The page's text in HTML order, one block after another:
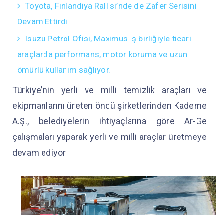
Toyota, Finlandiya Rallisi’nde de Zafer Serisini
Devam Ettirdi
Isuzu Petrol Ofisi, Maximus iş birliğiyle ticari
araçlarda performans, motor koruma ve uzun
ömürlü kullanım sağlıyor.
Türkiye’nin yerli ve milli temizlik araçları ve
ekipmanlarını üreten öncü şirketlerinden Kademe
A.Ş., belediyelerin ihtiyaçlarına göre Ar-Ge
çalışmaları yaparak yerli ve milli araçlar üretmeye
devam ediyor.